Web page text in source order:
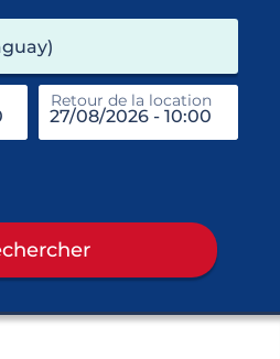
Retour de la location